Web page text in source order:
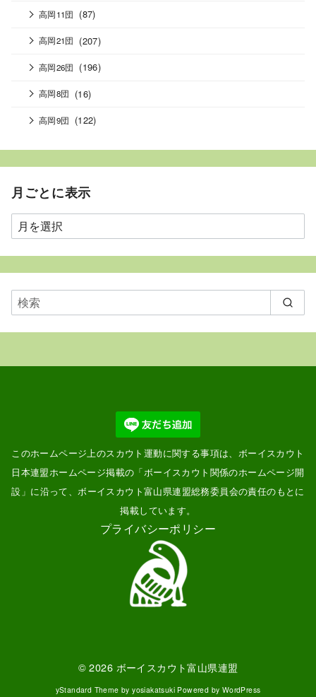
高岡11団 (87)
高岡21団 (207)
高岡26団 (196)
高岡8団 (16)
高岡9団 (122)
月ごとに表示
月
ご
と
表
示
このホームページ上のスカウト運動に関する事項は、ボーイスカウト
日本連盟ホームページ掲載の「ボーイスカウト関係のホームページ開
設 」に沿って、ボーイスカウト富山県連盟総務委員会の責任のもとに
掲載しています。
プライバシーポリシー
© 2026 ボーイスカウト富山県連盟
yStandard Theme byyosiakatsuki Powered by WordPress